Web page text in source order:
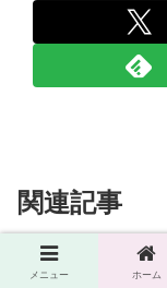
関連記事
退職
メニュー ホーム